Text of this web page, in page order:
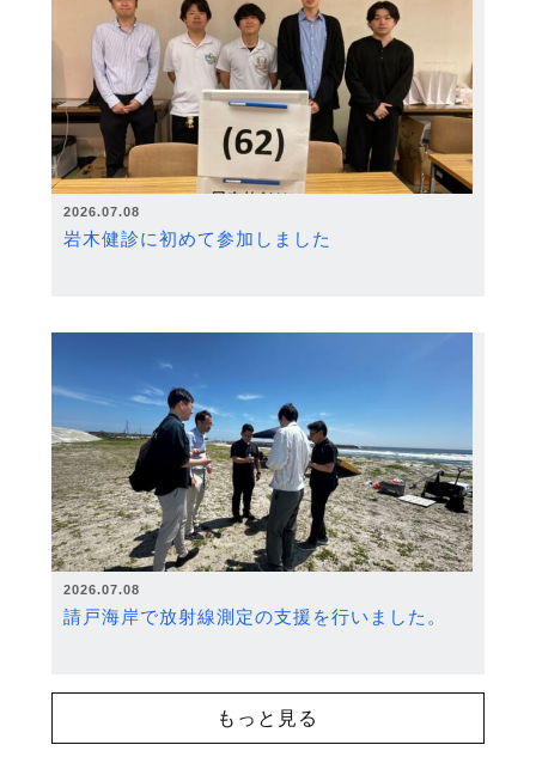
2026.07.08
岩木健診に初めて参加しました
2026.07.08
請戸海岸で放射線測定の支援を行いました。
もっと見る